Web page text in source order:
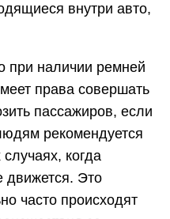
внутри авто,
при наличии ремней
права совершать
пассажиров, если
рекомендуется
случаях, когда
движется. Это
часто происходят